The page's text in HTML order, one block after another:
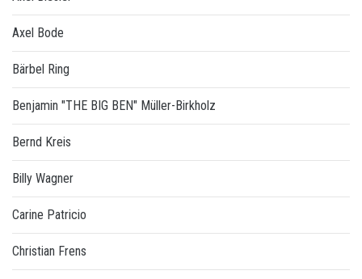
Axel Bode
Bärbel Ring
Benjamin "THE BIG BEN" Müller-Birkholz
Bernd Kreis
Billy Wagner
Carine Patricio
Christian Frens